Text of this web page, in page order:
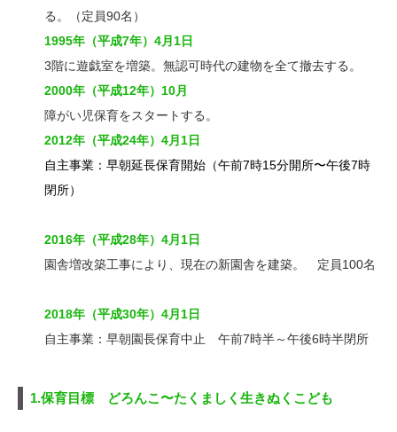
る。（定員90名）
1995年（平成7年）4月1日
3階に遊戯室を増築。無認可時代の建物を全て撤去する。
2000年（平成12年）10月
障がい児保育をスタートする。
2012年（平成24年）4月1日
自主事業：早朝延長保育開始（午前7時15分開所〜午後7時
閉所）
2016年（平成28年）4月1日
園舎増改築工事により、現在の新園舎を建築。 定員100名
2018年（平成30年）4月1日
自主事業：早朝園長保育中止 午前7時半～午後6時半閉所
1.保育目標 どろんこ〜たくましく生きぬくこども